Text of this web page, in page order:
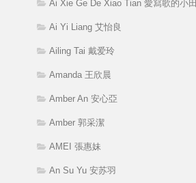
Ai Xie Ge De Xiao Tian 愛寫歌的小田
Ai Yi Liang 艾怡良
Ailing Tai 戴爱玲
Amanda 王欣晨
Amber An 安心亞
Amber 郭采潔
AMEI 張惠妹
An Su Yu 安苏羽